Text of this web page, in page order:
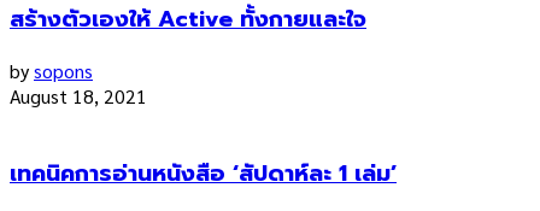
สร้างตัวเองให้ Active ทั้งกายและใจ
bysopons
August 18, 2021
เทคนิคการอ่านหนังสือ ‘สัปดาห์ละ 1 เล่ม’